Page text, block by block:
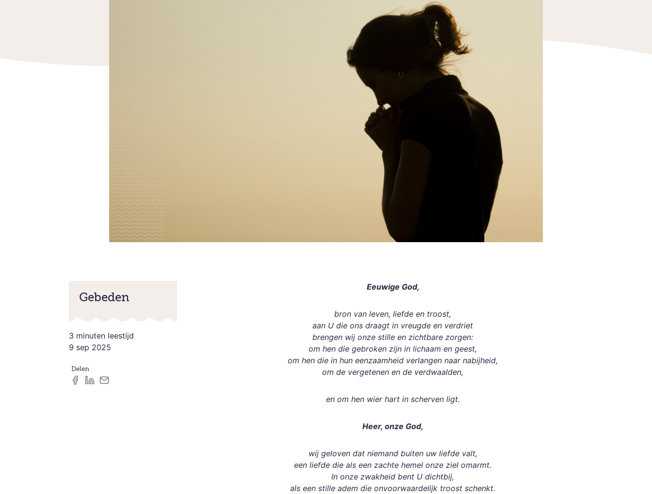
Eeuwige God,
bron van leven, liefde en troost,
aan U die ons draagt in vreugde en verdriet
brengen wij onze stille en zichtbare zorgen:
om hen die gebroken zijn in lichaam en geest,
om hen die in hun eenzaamheid verlangen naar nabijheid,
om de vergetenen en de verdwaalden,
en om hen wier hart in scherven ligt.
Heer, onze God,
wij geloven dat niemand buiten uw liefde valt,
een liefde die als een zachte hemel onze ziel omarmt.
In onze zwakheid bent U dichtbij,
als een stille adem die onvoorwaardelijk troost schenkt.
Gebeden
3 minuten leestijd
9 sep 2025
Delen